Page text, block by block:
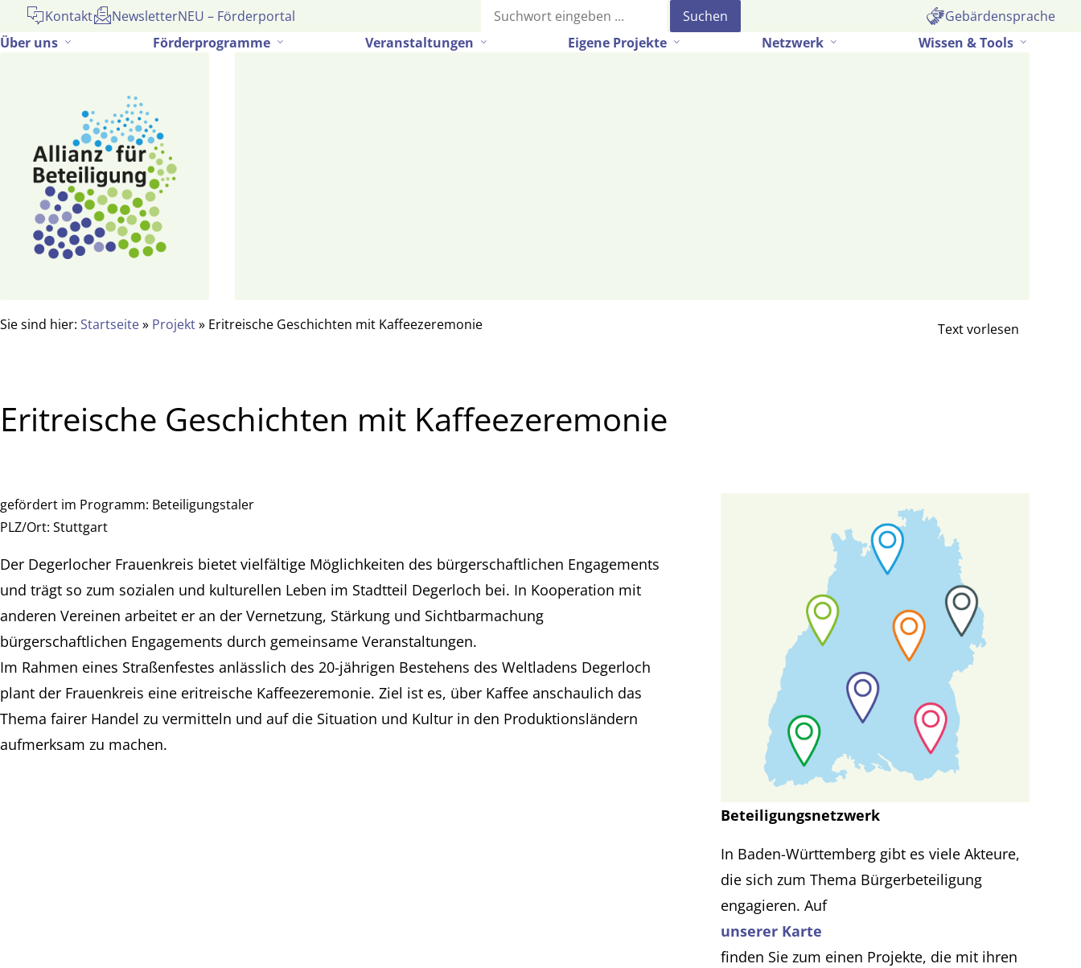
Gehe
Inhalt
Kontakt NewsletterNEU – Förderportal Suche
Gebärdensprache
Über uns
Förderprogramme Veranstaltungen Eigene Projekte Netzwerk Wissen & Tools
Sie sind hier: Startseite» Projekt» Eritreische Geschichten mit Kaffeezeremonie
Eritreische Geschichten mit Kaffeezeremonie
gefördert im Programm: Beteiligungstaler
PLZ/Ort: Stuttgart
Der Degerlocher Frauenkreis bietet vielfältige Möglichkeiten des bürgerschaftlichen Engagements
und trägt so zum sozialen und kulturellen Leben im Stadtteil Degerloch bei. In Kooperation mit
anderen Vereinen arbeitet er an der Vernetzung, Stärkung und Sichtbarmachung
bürgerschaftlichen Engagements durch gemeinsame Veranstaltungen.
Im Rahmen eines Straßenfestes anlässlich des 20-jährigen Bestehens des Weltladens Degerloch
plant der Frauenkreis eine eritreische Kaffeezeremonie. Ziel ist es, über Kaffee anschaulich das
Thema fairer Handel zu vermitteln und auf die Situation und Kultur in den Produktionsländern
aufmerksam zu machen.
Beteiligungsnetzwerk
In Baden-Württemberg gibt es viele Akteure,
die sich zum Thema Bürgerbeteiligung
engagieren. Auf
unserer Karte
finden Sie zum einen Projekte, die mit ihren